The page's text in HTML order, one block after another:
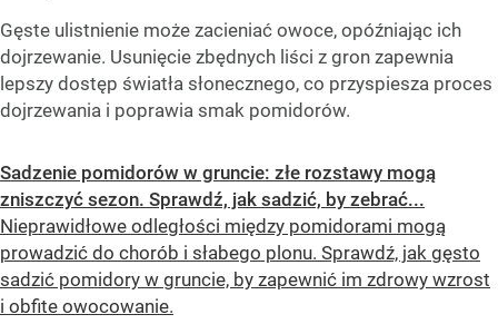
Gęste ulistnienie może zacieniać owoce, opóźniając ich
dojrzewanie. Usunięcie zbędnych liści z gron zapewnia
lepszy dostęp światła słonecznego, co przyspiesza proces
dojrzewania i poprawia smak pomidorów.
Sadzenie pomidorów w gruncie: złe rozstawy mogą
zniszczyć sezon. Sprawdź, jak sadzić, by zebrać...
Nieprawidłowe odległości między pomidorami mogą
prowadzić do chorób i słabego plonu. Sprawdź, jak gęsto
sadzić pomidory w gruncie, by zapewnić im zdrowy wzrost
i obfite owocowanie.